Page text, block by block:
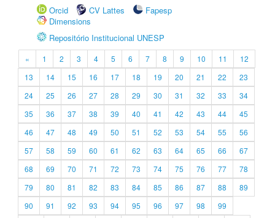
Orcid
CV Lattes
Fapesp
Dimensions
Repositório Institucional UNESP
« 1 2 3 4 5 6 7 8 9 10 11
12
13
14 15 16 17 18 19 20 21 22
23
24
25 26 27 28 29 30 31 32 33
34
35
36 37 38 39 40 41 42 43 44
45
46
47 48 49 50 51 52 53 54 55
56
57
58 59 60 61 62 63 64 65 66
67
68
69 70 71 72 73 74 75 76 77
78
79
80 81 82 83 84 85 86 87 88
89
90
91 92 93 94 95 96 97 98
99